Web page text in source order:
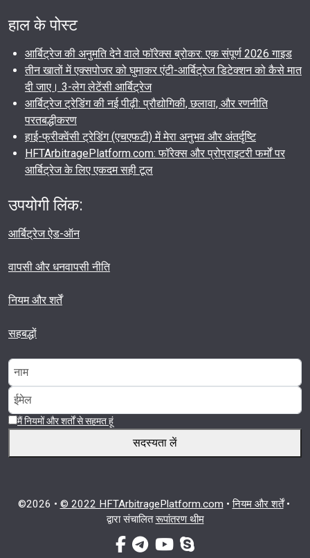
हाल के पोस्ट
आर्बिट्रेज की अनुमति देने वाले फॉरेक्स ब्रोकर: एक संपूर्ण 2026 गाइड
तीन खातों में एक्सपोजर को घुमाकर एंटी-आर्बिट्रेज डिटेक्शन को कैसे मात
दी जाए। 3-लेग लेटेंसी आर्बिट्रेज
आर्बिट्रेज ट्रेडिंग की नई पीढ़ी: प्रौद्योगिकी, छलावा, और रणनीति
परतबद्धीकरण
हाई-फ्रीक्वेंसी ट्रेडिंग (एचएफटी) में मेरा अनुभव और अंतर्दृष्टि
HFTArbitragePlatform.com: फॉरेक्स और प्रोप्राइटरी फर्मों पर
आर्बिट्रेज के लिए एकदम सही टूल
उपयोगी लिंक:
आर्बिट्रेज ऐड-ऑन
वापसी और धनवापसी नीति
नियम और शर्तें
सहबद्धों
मैं नियमों और शर्तों से सहमत हूं
सदस्यता लें
©2026 • © 2022 HFTArbitragePlatform.com •नियम और शर्तें•
द्वारा संचालितरूपांतरण थीम
फेसबुक-एफ
टेलीग्रामयूट्यूबस्काइप